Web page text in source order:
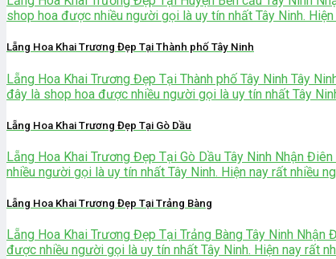
shop hoa được nhiều người gọi là uy tín nhất Tây Ninh. Hiện
Lẵng Hoa Khai Trương Đẹp Tại Thành phố Tây Ninh
Lẵng Hoa Khai Trương Đẹp Tại Thành phố Tây Ninh Tây
đây là shop hoa được nhiều người gọi là uy tín nhất Tây
Lẵng Hoa Khai Trương Đẹp Tại Gò Dầu
Lẵng Hoa Khai Trương Đẹp Tại Gò Dầu Tây Ninh Nhận
nhiều người gọi là uy tín nhất Tây Ninh. Hiện nay rất nhiều
Lẵng Hoa Khai Trương Đẹp Tại Trảng Bàng
Lẵng Hoa Khai Trương Đẹp Tại Trảng Bàng Tây Ninh
được nhiều người gọi là uy tín nhất Tây Ninh. Hiện nay rất